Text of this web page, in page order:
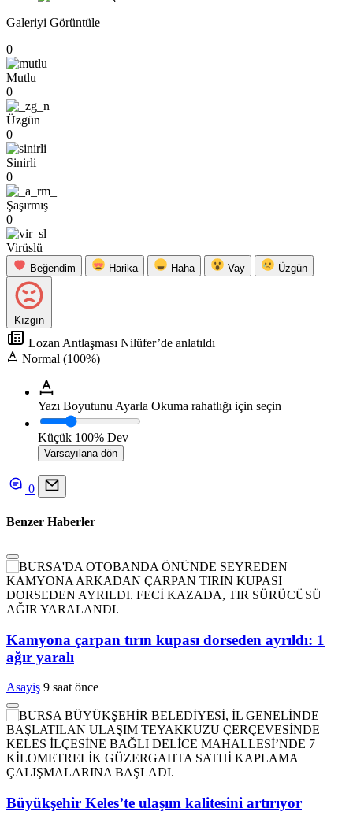
Galeriyi Görüntüle
0
Mutlu
0
Üzgün
0
Sinirli
0
Şaşırmış
0
Virüslü
Beğendim Harika Haha Vay Üzgün
Kızgın
Lozan Antlaşması Nilüfer’de anlatıldı
Normal (100%)
Yazı Boyutunu Ayarla Okuma rahatlığı için seçin
Küçük 100% Dev
Varsayılana dön
0
Benzer Haberler
Kamyona çarpan tırın kupası dorseden ayrıldı: 1
ağır yaralı
Asayiş 9 saat önce
Büyükşehir Keles’te ulaşım kalitesini artırıyor